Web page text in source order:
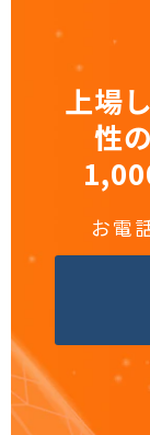
上場
性
お電